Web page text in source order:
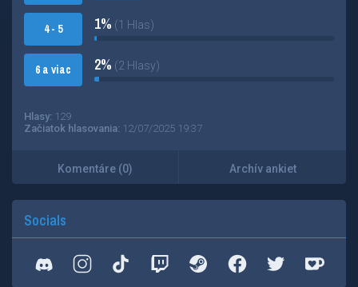
4 - 5
6 a viac
1% (1 Hlas)
2% (2 Hlasy)
Hlasy: 129
Začiatok hlasovania: 12/07/2025 19:37
Komentáre (0) Archív ankiet
Socials